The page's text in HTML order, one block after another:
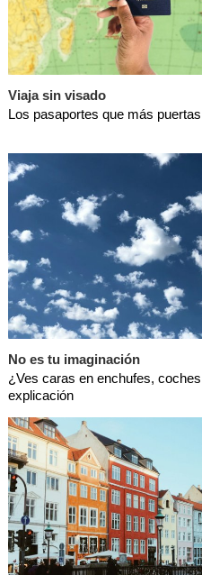
Viaja sin visado
Los pasaportes que más
No es tu imaginación
¿Ves caras en enchufes,
explicación